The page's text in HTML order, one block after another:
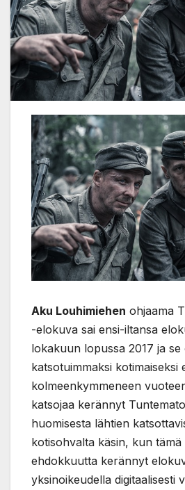
Aku Louhimiehen ohjaama
-elokuva sai ensi-iltansa
lokakuun lopussa 2017 ja
katsotuimmaksi kotimaiseksi
kolmeenkymmeneen
katsojaa kerännyt
huomisesta lähtien
kotisohvalta käsin, kun
ehdokkuutta kerännyt
yksinoikeudella digitaalisesti